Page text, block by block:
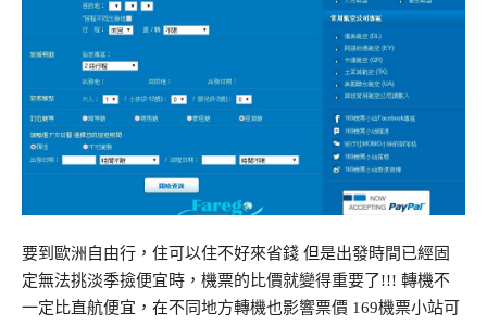
要到歐洲自由行，住可以住不好來省錢 但是出發時間已經固
定無法挑淡季撿便宜時，機票的比價就變得重要了!!! 轉機不
一定比直航便宜，在不同地方轉機也影響票價 169機票小站可